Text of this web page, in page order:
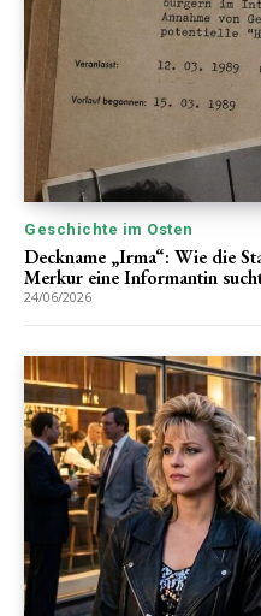
Geschichte im Osten
Deckname „Irma“: Wie die
Merkur eine Informantin
24/06/2026